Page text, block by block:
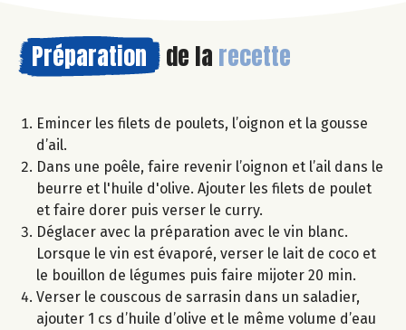
Préparation de la recette
Emincer les filets de poulets, l’oignon et la gousse
d’ail.
Dans une poêle, faire revenir l’oignon et l’ail dans le
beurre et l'huile d'olive. Ajouter les filets de poulet
et faire dorer puis verser le curry.
Déglacer avec la préparation avec le vin blanc.
Lorsque le vin est évaporé, verser le lait de coco et
le bouillon de légumes puis faire mijoter 20 min.
Verser le couscous de sarrasin dans un saladier,
ajouter 1 cs d’huile d’olive et le même volume d’eau